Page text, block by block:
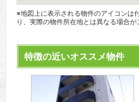
※地図上に表示される物件のアイコンは
り、実際の物件所在地とは異なる場合が
特徴の近いオススメ物件